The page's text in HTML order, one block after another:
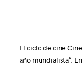
El ciclo de cine
año mundialista”.